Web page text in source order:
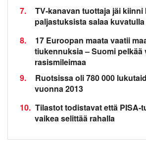
7.
TV-kanavan tuottaja jäi kiinni
paljastuksista salaa
8.
17 Euroopan maata vaatii
tiukennuksia – Suomi pelkää
rasismileimaa
9.
Ruotsissa oli 780 000
vuonna 2013
10. Tilastot todistavat että PISA-
vaikea selittää rahalla